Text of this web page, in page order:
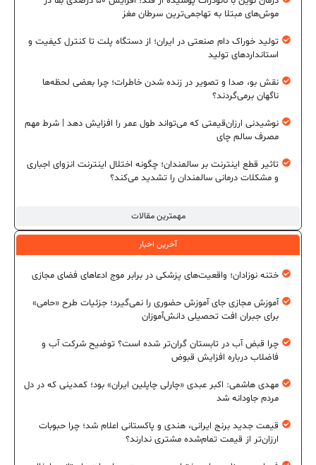
مهمترین مقالات
موش‌های مبتلا به تهاجمی‌ترین سرطان مغز
تولید خوراک دام صنعتی در ایران؛ از دستگاه پلت تا کنترل کیفیت و
استانداردهای تولید
نقش بو، صدا و تصویر در زنده شدن خاطرات؛ چرا بعضی لحظه‌ها
ناگهان برمی‌گردند؟
نوشیدنی ارزان‌قیمتی که می‌تواند طول عمر را افزایش دهد | شرط مهم
مصرف سالم چای
تاثیر قطع اینترنت بر سالمندان؛ چگونه اختلال اینترنت انزوای اجباری
و مشکلات درمانی سالمندان را تشدید می‌کند؟
آخرین اخبار
ختنه نوزادان؛ واقعیت‌های پزشکی در برابر موج ادعاهای فضای مجازی
آموزش مجازی جای آموزش حضوری را نمی‌گیرد؛ جزئیات طرح «حامی»
برای جبران افت تحصیلی دانش‌آموزان
چرا قبض آب در تابستان گران‌تر شده است؟ توضیح شرکت آب و
فاضلاب درباره افزایش قبوض
مهدی هاشمی: اکبر عبدی «چارلی چاپلین ایران» بود؛ کمدینی که در دل
مردم جاودانه شد
قیمت جدید برنج ایرانی، هندی و پاکستانی اعلام شد؛ چرا حبوبات
ارزان‌تر از قیمت تمام‌شده مشتری ندارند؟